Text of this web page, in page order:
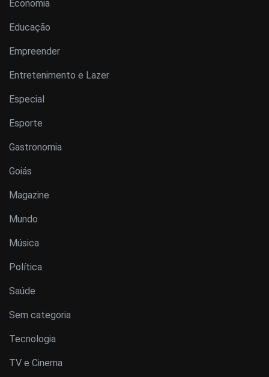
Economia
Educação
Empreender
Entretenimento e Lazer
Especial
Esporte
Gastronomia
Goiás
Magazine
Mundo
Música
Política
Saúde
Sem categoria
Tecnologia
TV e Cinema